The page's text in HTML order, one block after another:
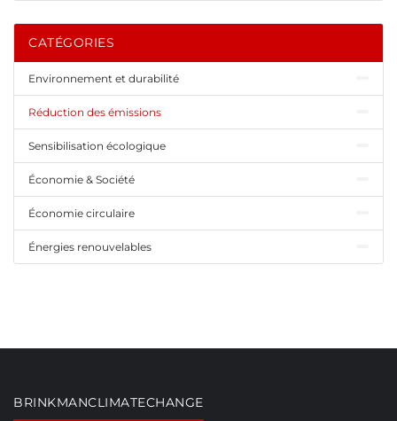
CATÉGORIES
Environnement et durabilité
Réduction des émissions
Sensibilisation écologique
Économie & Société
Économie circulaire
Énergies renouvelables
BRINKMANCLIMATECHANGE